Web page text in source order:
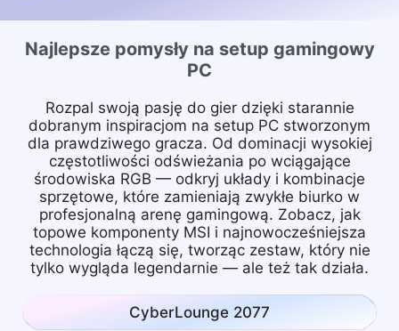
Najlepsze pomysły na setup gamingowy
PC
Rozpal swoją pasję do gier dzięki starannie
dobranym inspiracjom na setup PC stworzonym
dla prawdziwego gracza. Od dominacji wysokiej
częstotliwości odświeżania po wciągające
środowiska RGB — odkryj układy i kombinacje
sprzętowe, które zamieniają zwykłe biurko w
profesjonalną arenę gamingową. Zobacz, jak
topowe komponenty MSI i najnowocześniejsza
technologia łączą się, tworząc zestaw, który nie
tylko wygląda legendarnie — ale też tak działa.
CyberLounge 2077